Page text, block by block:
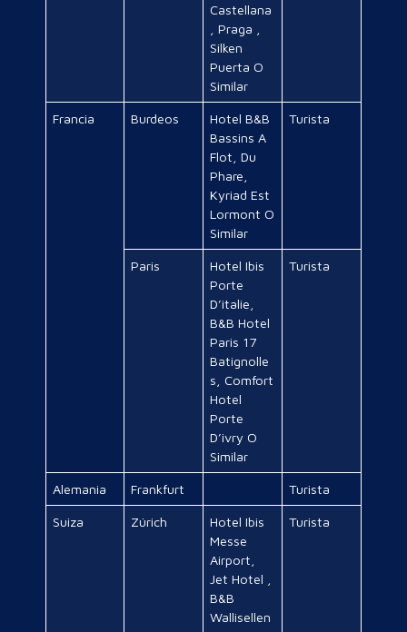
Castellana
, Praga ,
Silken
Puerta O
Similar
Francia Burdeos
Hotel B&B
Bassins A
Flot, Du
Phare,
Kyriad Est
Lormont O
Similar
Turista
Paris
Hotel Ibis
Porte
D’italie,
B&B Hotel
Paris 17
Batignolle
s, Comfort
Hotel
Porte
D’ivry O
Similar
Turista
Alemania Frankfurt Turista
Suiza Zúrich
Hotel Ibis
Messe
Airport,
Jet Hotel ,
B&B
Wallisellen
Turista